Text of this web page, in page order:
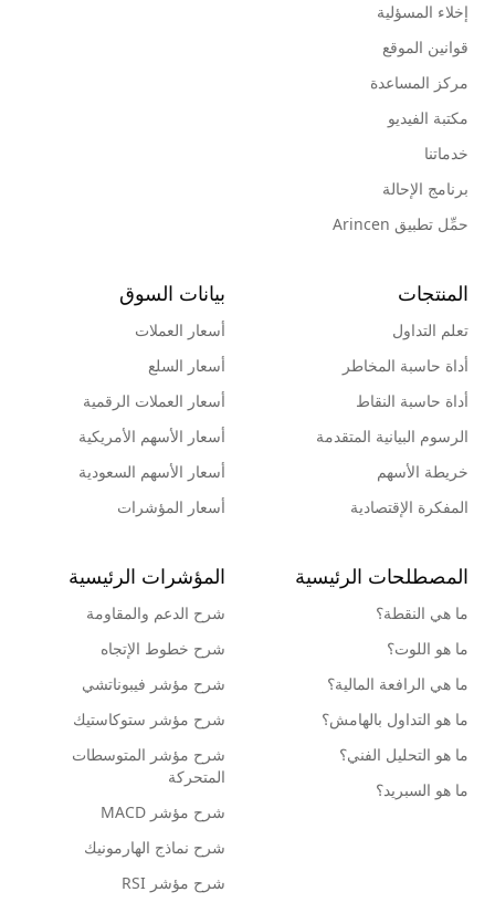
إخلاء المسؤلية
قوانين الموقع
مركز المساعدة
مكتبة الفيديو
خدماتنا
برنامج الإحالة
حمِّل تطبيق Arincen
المنتجات
تعلم التداول
أداة حاسبة المخاطر
أداة حاسبة النقاط
الرسوم البيانية المتقدمة
خريطة الأسهم
المفكرة الإقتصادية
بيانات السوق
أسعار العملات
أسعار السلع
أسعار العملات الرقمية
أسعار الأسهم الأمريكية
أسعار الأسهم السعودية
أسعار المؤشرات
المصطلحات الرئيسية
ما هي النقطة؟
ما هو اللوت؟
ما هي الرافعة المالية؟
ما هو التداول بالهامش؟
ما هو التحليل الفني؟
ما هو السبريد؟
المؤشرات الرئيسية
شرح الدعم والمقاومة
شرح خطوط الإتجاه
شرح مؤشر فيبوناتشي
شرح مؤشر ستوكاستيك
شرح مؤشر المتوسطات
المتحركة
شرح مؤشر MACD
شرح نماذج الهارمونيك
شرح مؤشر RSI